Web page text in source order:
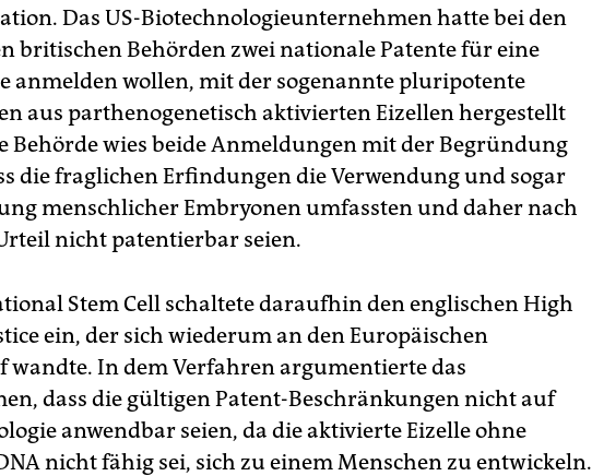
Das US-Biotechnologieunternehmen hatte bei den
britischen Behörden zwei nationale Patente für eine
anmelden wollen, mit der sogenannte pluripotente
aus parthenogenetisch aktivierten Eizellen hergestellt
Behörde wies beide Anmeldungen mit der Begründung
die fraglichen Erfindungen die Verwendung und sogar
menschlicher Embryonen umfassten und daher nach
nicht patentierbar seien.
Stem Cell schaltete daraufhin den englischen High
ein, der sich wiederum an den Europäischen
wandte. In dem Verfahren argumentierte das
dass die gültigen Patent-Beschränkungen nicht auf
anwendbar seien, da die aktivierte Eizelle ohne
nicht fähig sei, sich zu einem Menschen zu entwickeln.